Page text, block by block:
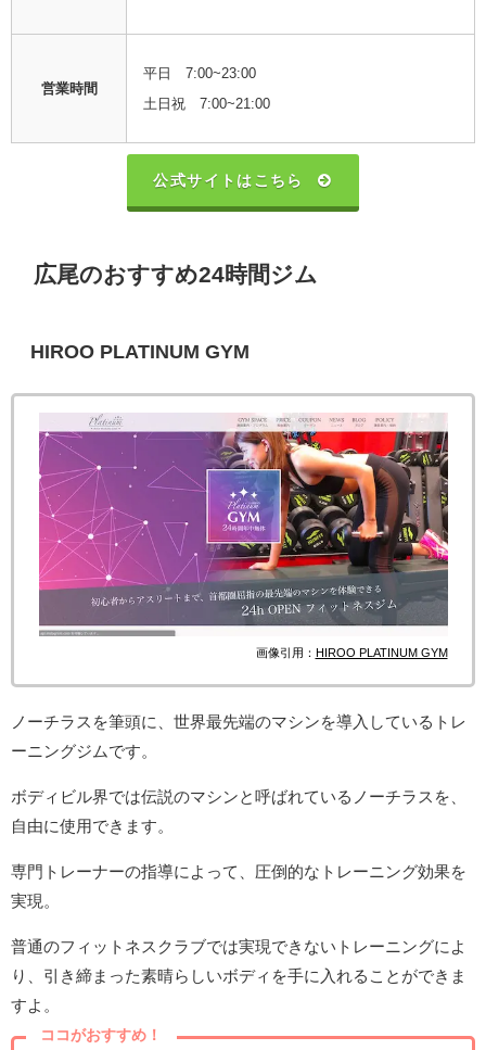
営業時間
平日 7:00~23:00
土日祝 7:00~21:00
公式サイトはこちら
広尾のおすすめ24時間ジム
HIROO PLATINUM GYM
画像引用： HIROO PLATINUM GYM
ノーチラスを筆頭に、世界最先端のマシンを導入しているトレ
ーニングジムです。
ボディビル界では伝説のマシンと呼ばれているノーチラスを、
自由に使用できます。
専門トレーナーの指導によって、圧倒的なトレーニング効果を
実現。
普通のフィットネスクラブでは実現できないトレーニングによ
り、引き締まった素晴らしいボディを手に入れることができま
すよ。
ココがおすすめ！